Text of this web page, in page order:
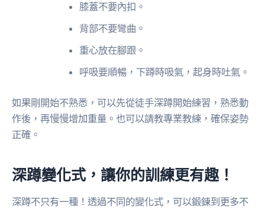
膝蓋不要內扣。
背部不要彎曲。
重心放在腳跟。
呼吸要順暢，下蹲時吸氣，起身時吐氣。
如果剛開始不熟悉，可以先從徒手深蹲開始練習，熟悉動
作後，再慢慢增加重量。也可以請教專業教練，確保姿勢
正確。
深蹲變化式，讓你的訓練更有趣！
深蹲不只有一種！透過不同的變化式，可以鍛鍊到更多不